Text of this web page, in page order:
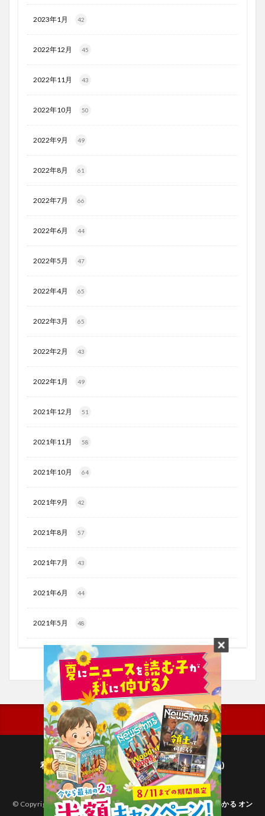
2023年1月 42
2022年12月 45
2022年11月 43
2022年10月 50
2022年9月 49
2022年8月 61
2022年7月 66
2022年6月 44
2022年5月 47
2022年4月 65
2022年3月 65
2022年2月 43
2022年1月 49
2021年12月 51
2021年11月 58
2021年10月 64
2021年9月 42
2021年8月 57
2021年7月 43
2021年6月 44
2021年5月 48
利用規約
プライバシーポリシー(毎日新聞出版)
個人情報について(毎日新聞社)
© Copyright 2026子どものためのニュース雑誌「ニュースがわかる オン